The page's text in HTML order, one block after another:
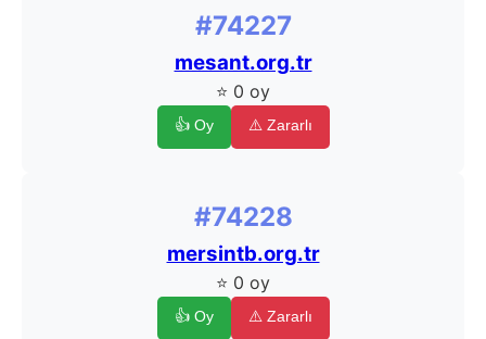
#74227
mesant.org.tr
⭐ 0 oy
👍 Oy ⚠️ Zararlı
#74228
mersintb.org.tr
⭐ 0 oy
👍 Oy ⚠️ Zararlı